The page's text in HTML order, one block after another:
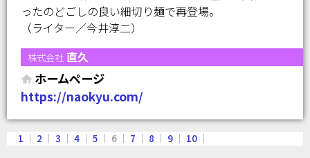
ったのどごしの良い細切り麺で再登場。
（ライター／今井淳二）
株式会社 直久
ホームページ
https://naokyu.com/
1 ｜ 2 ｜ 3 ｜ 4 ｜ 5 ｜ 6 ｜ 7 ｜ 8 ｜ 9 ｜ 10 ｜